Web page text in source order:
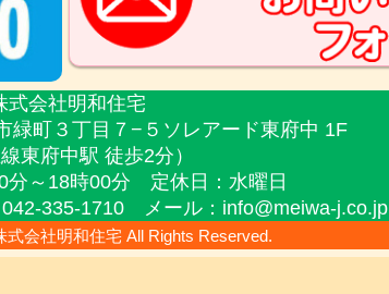
式会社明和住宅
緑町３丁目７−５ ソレアード東府中 1F
線東府中駅 徒歩2分）
分～18時00分 定休日：水曜日
335-1710メール：info@meiwa-j.co.jp
式会社明和住宅 All Rights Reserved.